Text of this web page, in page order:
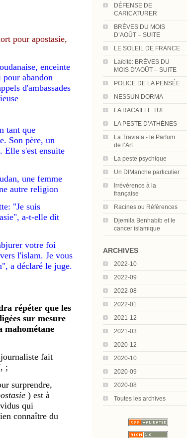
DÉFENSE DE
CARICATURER
BRÈVES DU MOIS
D’AOÛT – SUITE
LE SOLEIL DE FRANCE
Laïcité: BRÈVES DU
MOIS D’AOÛT – SUITE
POLICE DE LA PENSÉE
NESSUN DORMA
LA RACAILLE TUE
LA PESTE D’ATHÈNES
La Traviata - le Parfum
de l’Art
La peste psychique
Un DIManche particulier
Irrévérence à la
française
Racines ou Références
Djemila Benhabib et le
cancer islamique
ARCHIVES
2022-10
2022-09
2022-08
2022-01
2021-12
2021-03
2020-12
2020-10
2020-09
2020-08
Toutes les archives
pour apostasie,
enceinte
abandon
d'ambassades
tant que
Son père, un
Elle s'est ensuite
une femme
autre religion
"Je suis
a-t-elle dit
votre foi
l'islam. Je vous
a déclaré le juge.
répéter que les
sur mesure
mahométane
fait
;
surprendre,
) est à
qui
connaître du